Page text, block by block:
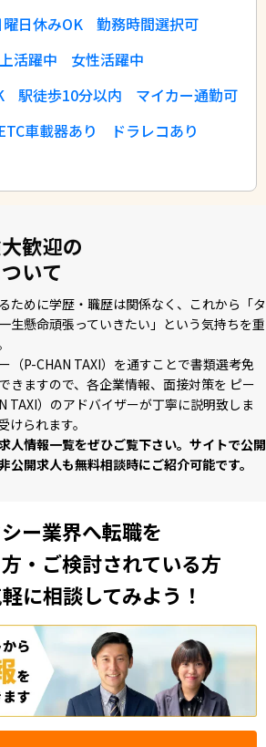
曜日休みOK
勤務時間選択可
活躍中
女性活躍中
駅徒歩10分以内
マイカー通勤可
ETC車載器あり
ドラレコあり
歓迎の
いて
ために学歴・職歴は関係なく、これから「タ
⽣懸命頑張っていきたい」という気持ちを重
（P-CHAN TAXI）を通すことで書類選考免
きますので、各企業情報、⾯接対策を ピー
TAXI）のアドバイザーが丁寧に説明致しま
られます。
⼈情報⼀覧をぜひご覧下さい。サイトで公開
公開求⼈も無料相談時にご紹介可能です。
ー業界へ転職を
・ご検討されている方
に相談してみよう！